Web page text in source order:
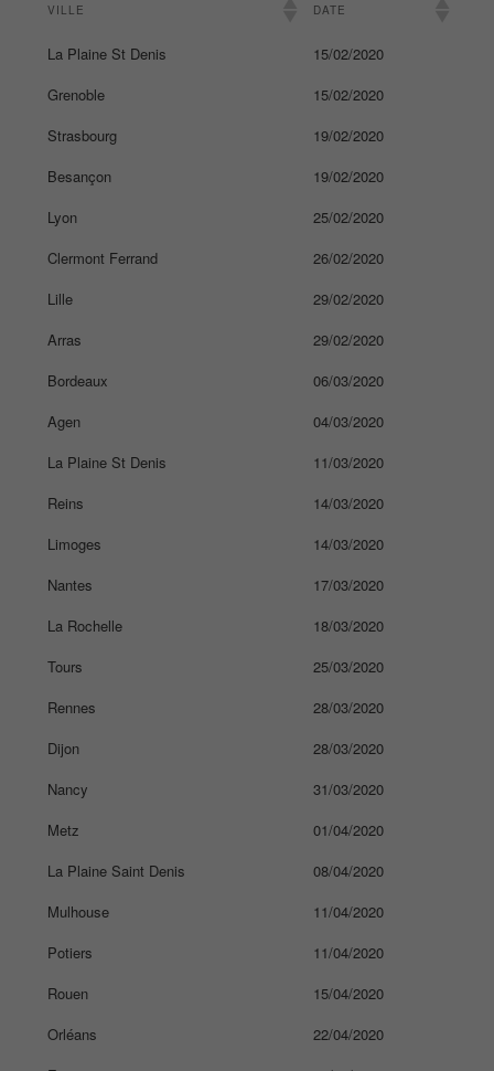
VILLE DATE
La Plaine St Denis
15/02/2020
Grenoble
15/02/2020
Strasbourg
19/02/2020
Besançon
19/02/2020
Lyon
25/02/2020
Clermont Ferrand
26/02/2020
Lille
29/02/2020
Arras
29/02/2020
Bordeaux
06/03/2020
Agen
04/03/2020
La Plaine St Denis
11/03/2020
Reins
14/03/2020
Limoges
14/03/2020
Nantes
17/03/2020
La Rochelle
18/03/2020
Tours
25/03/2020
Rennes
28/03/2020
Dijon
28/03/2020
Nancy
31/03/2020
Metz
01/04/2020
La Plaine Saint Denis
08/04/2020
Mulhouse
11/04/2020
Potiers
11/04/2020
Rouen
15/04/2020
Orléans
22/04/2020